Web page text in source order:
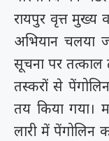
रायपुर वृत्त
अभियान चलया
सूचना पर तत्काल
तस्करों से
तय किया गया।
लारी में पेंगोलिन